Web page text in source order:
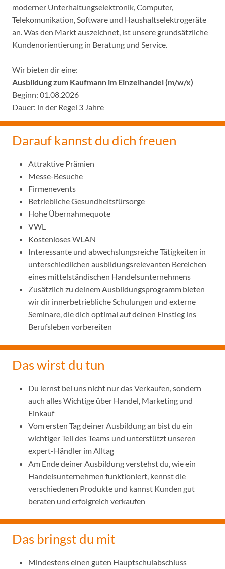
moderner Unterhaltungselektronik, Computer,
Telekomunikation, Software und Haushaltselektrogeräte
an. Was den Markt auszeichnet, ist unsere grundsätzliche
Kundenorientierung in Beratung und Service.
Wir bieten dir eine:
Ausbildung zum Kaufmann im Einzelhandel (m/w/x)
Beginn: 01.08.2026
Dauer: in der Regel 3 Jahre
Darauf kannst du dich freuen
Attraktive Prämien
Messe-Besuche
Firmenevents
Betriebliche Gesundheitsfürsorge
Hohe Übernahmequote
VWL
Kostenloses WLAN
Interessante und abwechslungsreiche Tätigkeiten in
unterschiedlichen ausbildungsrelevanten Bereichen
eines mittelständischen Handelsunternehmens
Zusätzlich zu deinem Ausbildungsprogramm bieten
wir dir innerbetriebliche Schulungen und externe
Seminare, die dich optimal auf deinen Einstieg ins
Berufsleben vorbereiten
Das wirst du tun
Du lernst bei uns nicht nur das Verkaufen, sondern
auch alles Wichtige über Handel, Marketing und
Einkauf
Vom ersten Tag deiner Ausbildung an bist du ein
wichtiger Teil des Teams und unterstützt unseren
expert-Händler im Alltag
Am Ende deiner Ausbildung verstehst du, wie ein
Handelsunternehmen funktioniert, kennst die
verschiedenen Produkte und kannst Kunden gut
beraten und erfolgreich verkaufen
Das bringst du mit
Mindestens einen guten Hauptschulabschluss